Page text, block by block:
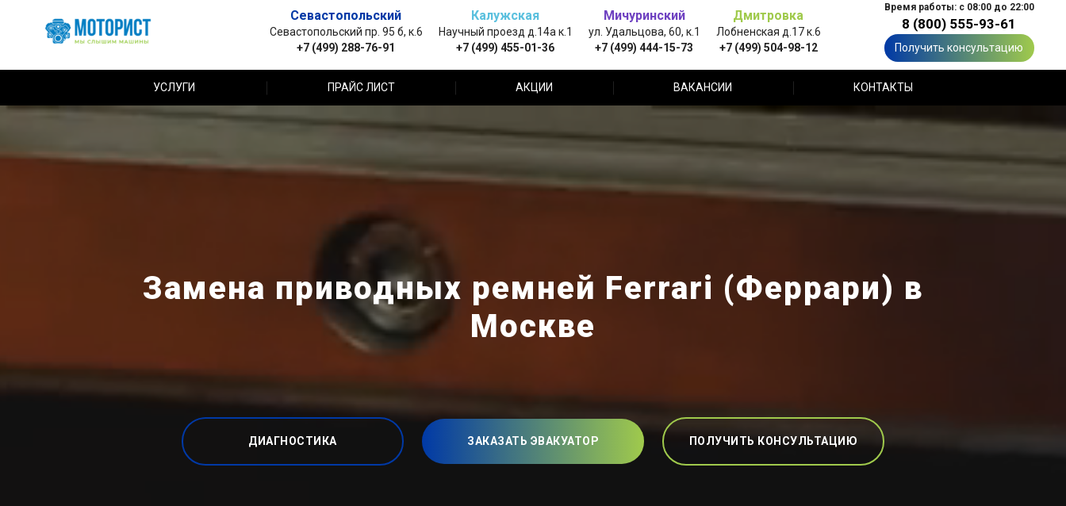
Севастопольский
Севастопольский пр. 95 б, к.6
+7 (499) 288-76-91
Калужская
Научный проезд д.14а к.1
+7 (499) 455-01-36
Мичуринский
ул. Удальцова, 60, к.1
+7 (499) 444-15-73
Дмитровка
Лобненская д.17 к.6
+7 (499) 504-98-12
Время работы: с 08:00 до 22:00
8 (800) 555-93-61
Получить консультацию
УСЛУГИ ПРАЙС ЛИСТ АКЦИИ ВАКАНСИИ КОНТАКТЫ
Замена приводных ремней Ferrari (Феррари) в
Москве
ДИАГНОСТИКА ЗАКАЗАТЬ ЭВАКУАТОР ПОЛУЧИТЬ КОНСУЛЬТАЦИЮ